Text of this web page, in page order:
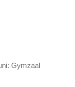
Gymzaal